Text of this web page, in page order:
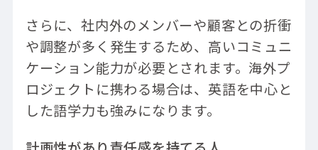
さらに、社内外のメンバーや顧客との折衝
や調整が多く発生するため、高いコミュニ
ケーション能力が必要とされます。海外プ
ロジェクトに携わる場合は、英語を中心と
した語学力も強みになります。